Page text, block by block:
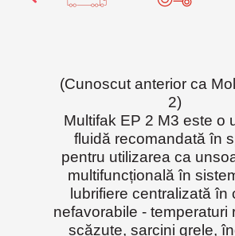
(Cunoscut anterior ca
2)
Multifak EP 2 M3 este o
fluidă recomandată în
pentru utilizarea ca
multifuncțională în
lubrifiere centralizată în
nefavorabile - temperaturi
scăzute, sarcini grele,